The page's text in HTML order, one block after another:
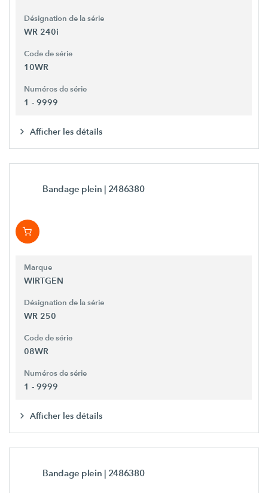
Désignation de la série
WR 240i
Code de série
10WR
Numéros de série
1 - 9999
Afficher les détails
Bandage plein | 2486380
Marque
WIRTGEN
Désignation de la série
WR 250
Code de série
08WR
Numéros de série
1 - 9999
Afficher les détails
Bandage plein | 2486380